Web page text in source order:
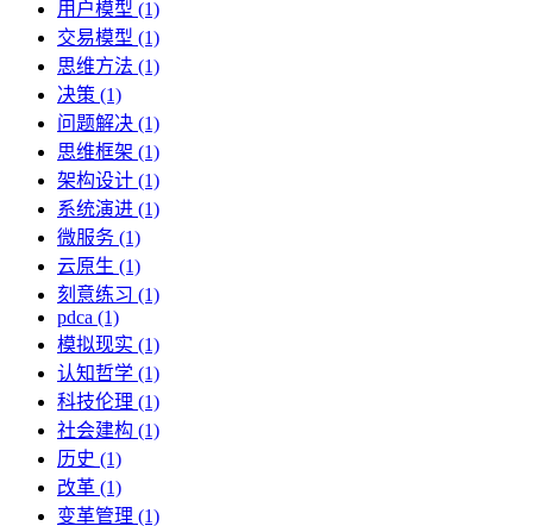
用户模型 (1)
交易模型 (1)
思维方法 (1)
决策 (1)
问题解决 (1)
思维框架 (1)
架构设计 (1)
系统演进 (1)
微服务 (1)
云原生 (1)
刻意练习 (1)
pdca (1)
模拟现实 (1)
认知哲学 (1)
科技伦理 (1)
社会建构 (1)
历史 (1)
改革 (1)
变革管理 (1)